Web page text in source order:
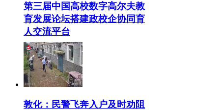
第三届中国高校数字高尔夫教
育发展论坛搭建政校企协同育
人交流平台
敦化：民警飞奔入户及时劝阻